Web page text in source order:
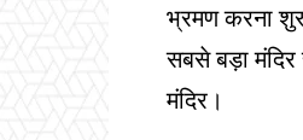
भ्रमण करना
सबसे बड़ा
मंदिर।